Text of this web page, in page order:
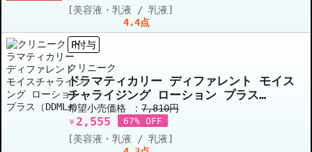
[美容液・乳液 / 乳液]
4.4点
P付与
クリニーク
ドラマティカリー ディファレント モイス
チャライジング ローション プラス
（DDML+） 125ml
希望小売価格 ： 7,810円
￥ 2,555 67% OFF
[美容液・乳液 / 乳液]